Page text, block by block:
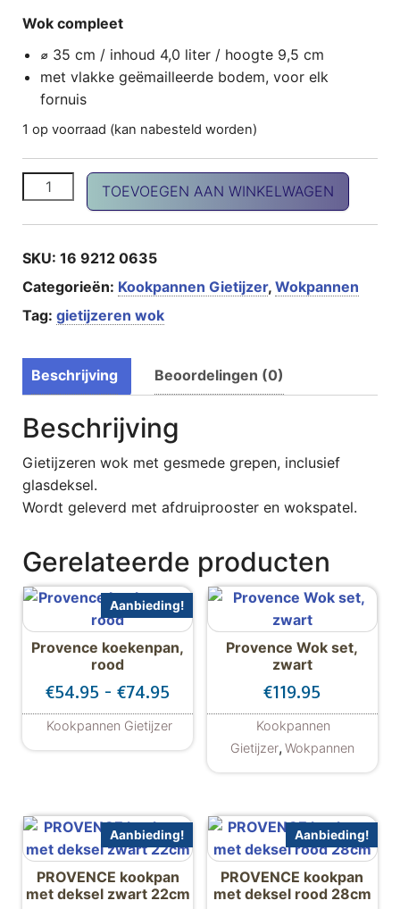
Wok compleet
⌀ 35 cm / inhoud 4,0 liter / hoogte 9,5 cm
met vlakke geëmailleerde bodem, voor elk
fornuis
1 op voorraad (kan nabesteld worden)
Wok garnituur aantalTOEVOEGEN AAN WINKELWAGEN
SKU: 16 9212 0635
Categorieën: Kookpannen Gietijzer, Wokpannen
Tag: gietijzeren wok
Beschrijving Beoordelingen (0)
Beschrijving
Gietijzeren wok met gesmede grepen, inclusief
glasdeksel.
Wordt geleverd met afdruiprooster en wokspatel.
Gerelateerde producten
Aanbieding!
Provence koekenpan,
rood
€54.95 - €74.95Prijsklasse: €54.95 tot €74.95
Kookpannen Gietijzer
Dit product heeft meerdere variaties.
Provence Wok set,
zwart
€119.95
Kookpannen
Gietijzer, Wokpannen
Aanbieding!
PROVENCE kookpan
met deksel zwart 22cm
Aanbieding!
PROVENCE kookpan
met deksel rood 28cm